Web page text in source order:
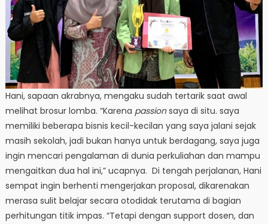
Hani, sapaan akrabnya, mengaku sudah tertarik saat awal
melihat brosur lomba. “Karena passionsaya di situ. saya
memiliki beberapa bisnis kecil-kecilan yang saya jalani sejak
masih sekolah, jadi bukan hanya untuk berdagang, saya juga
ingin mencari pengalaman di dunia perkuliahan dan mampu
mengaitkan dua hal ini,” ucapnya. Di tengah perjalanan, Hani
sempat ingin berhenti mengerjakan proposal, dikarenakan
merasa sulit belajar secara otodidak terutama di bagian
perhitungan titik impas. “Tetapi dengan support dosen, dan